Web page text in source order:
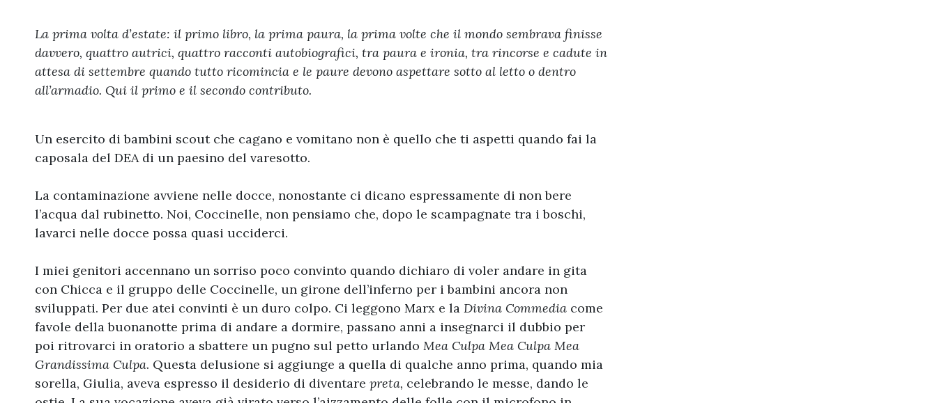
La prima volta d’estate: il primo libro, la prima paura, la prima volte che il mondo sembrava finisse
davvero, quattro autrici, quattro racconti autobiografici, tra paura e ironia, tra rincorse e cadute in
attesa di settembre quando tutto ricomincia e le paure devono aspettare sotto al letto o dentro
all’armadio. Qui il primo e il secondo contributo.
Un esercito di bambini scout che cagano e vomitano non è quello che ti aspetti quando fai la
caposala del DEA di un paesino del varesotto.
La contaminazione avviene nelle docce, nonostante ci dicano espressamente di non bere
l’acqua dal rubinetto. Noi, Coccinelle, non pensiamo che, dopo le scampagnate tra i boschi,
lavarci nelle docce possa quasi ucciderci.
I miei genitori accennano un sorriso poco convinto quando dichiaro di voler andare in gita
con Chicca e il gruppo delle Coccinelle, un girone dell’inferno per i bambini ancora non
sviluppati. Per due atei convinti è un duro colpo. Ci leggono Marx e la Divina Commedia come
favole della buonanotte prima di andare a dormire, passano anni a insegnarci il dubbio per
poi ritrovarci in oratorio a sbattere un pugno sul petto urlando Mea Culpa Mea Culpa Mea
Grandissima Culpa. Questa delusione si aggiunge a quella di qualche anno prima, quando mia
sorella, Giulia, aveva espresso il desiderio di diventare preta, celebrando le messe, dando le